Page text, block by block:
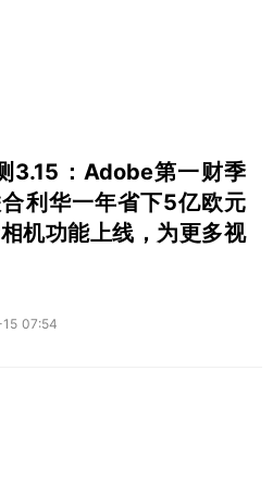
3.15：Adobe第一财季
利华一年省下5亿欧元
机功能上线，为更多视
07:54